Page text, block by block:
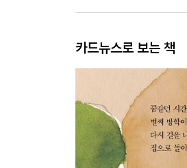
카드뉴스로 보는 책